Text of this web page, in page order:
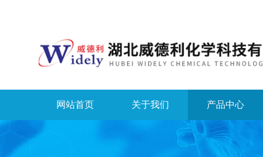
网站首页 关于我们 产品中心